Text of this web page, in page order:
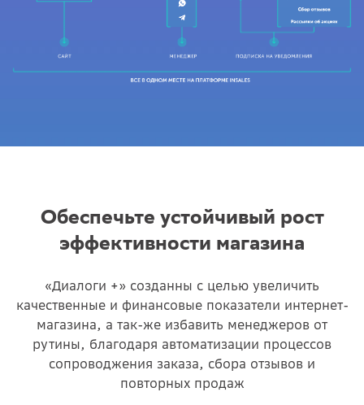
Обеспечьте устойчивый рост
эффективности магазина
«Диалоги +» созданны с целью увеличить
качественные и финансовые показатели интернет-
магазина, а так-же избавить менеджеров от
рутины, благодаря автоматизации процессов
сопроводжения заказа, сбора отзывов и
повторных продаж